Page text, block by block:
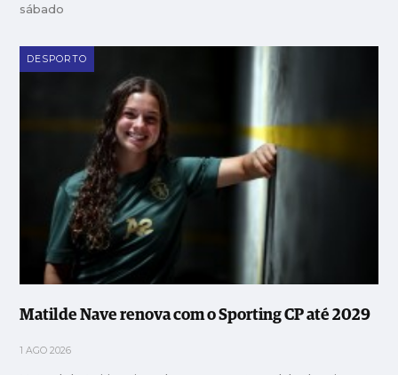
sábado
DESPORTO
Matilde Nave renova com o Sporting CP até 2029
1 AGO 2026